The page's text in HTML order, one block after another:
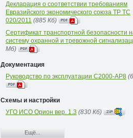
Декларация о соответствии требованиям
Евразийского экономического союза ТР ТС
020/2011 (885 Кб)
Сертификат транспортной безопасности
систему охранной и тревожной
Mб)
Документация
Руководство по эксплуатации С2000-АР8
Схемы и настройки
УГО ИСО Орион вер. 1.3 (830 Кб)
Ещё...